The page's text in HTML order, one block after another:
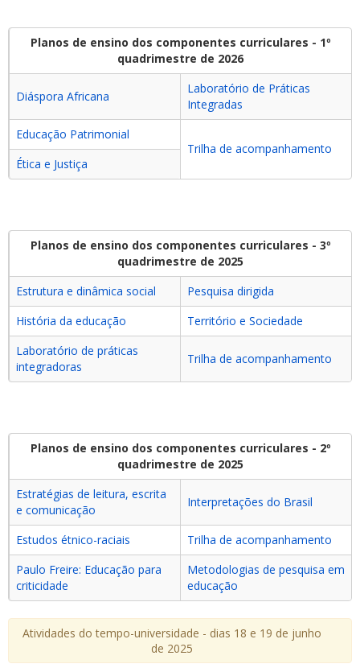
Planos de ensino dos componentes curriculares - 1º
quadrimestre de 2026
Diáspora Africana
Laboratório de Práticas
Integradas
Educação Patrimonial
Trilha de acompanhamento
Ética e Justiça
Planos de ensino dos componentes curriculares - 3º
quadrimestre de 2025
Estrutura e dinâmica social
Pesquisa dirigida
História da educação
Território e Sociedade
Laboratório de práticas
integradoras
Trilha de acompanhamento
Planos de ensino dos componentes curriculares - 2º
quadrimestre de 2025
Estratégias de leitura, escrita
e comunicação
Interpretações do Brasil
Estudos étnico-raciais
Trilha de acompanhamento
Paulo Freire: Educação para
criticidade
Metodologias de pesquisa em
educação
Atividades do tempo-universidade - dias 18 e 19 de junho
de 2025